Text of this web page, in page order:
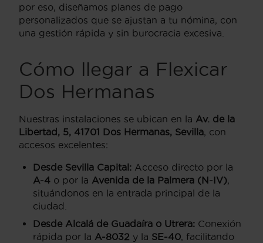
por eso, diseñamos planes de pago
personalizados que se ajustan a tu nómina, con
una gestión rápida y sin burocracia excesiva.
Cómo llegar a Flexicar
Dos Hermanas
Nuestras instalaciones se ubican en la Av. de la
Libertad, 5, 41701 Dos Hermanas, Sevilla , con
accesos excelentes:
Desde Sevilla Capital: Acceso directo por la
A-4 o por la Avenida de la Palmera (N-IV)
situándonos en la entrada principal de la
ciudad.
Desde Alcalá de Guadaíra o Utrera: Conexión
rápida por la A-8032 y la SE-40 , facilitando